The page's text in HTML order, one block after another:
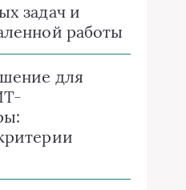
задач и
работы
для